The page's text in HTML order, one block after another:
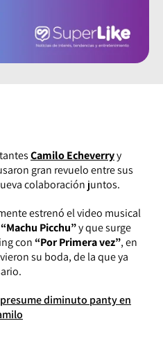
Camilo Echeverryy
gran revuelo entre sus
colaboración juntos.
estrenó el video musical
“Machu Picchu”y que surge
con“Por Primera vez”, en
su boda, de la que ya
diminuto panty en